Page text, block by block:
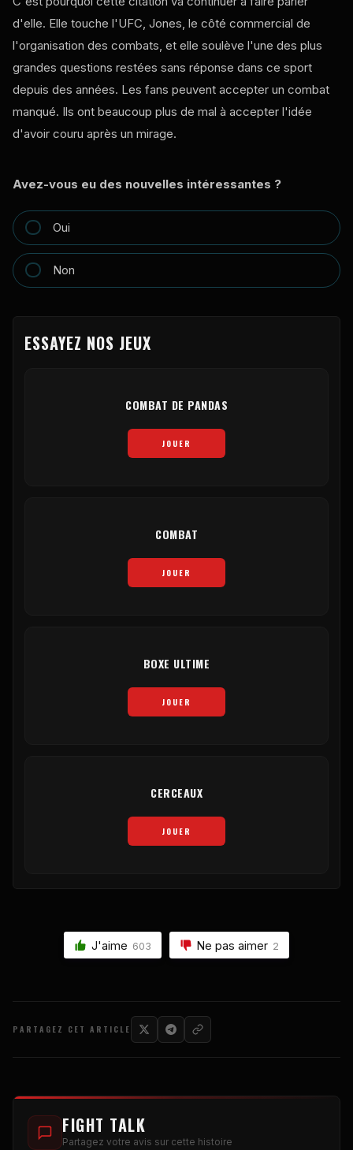
d'elle. Elle touche l'UFC, Jones, le côté commercial de
l'organisation des combats, et elle soulève l'une des plus
grandes questions restées sans réponse dans ce sport
depuis des années. Les fans peuvent accepter un combat
manqué. Ils ont beaucoup plus de mal à accepter l'idée
d'avoir couru après un mirage.
Avez-vous eu des nouvelles intéressantes ?
Oui
Non
ESSAYEZ NOS JEUX
COMBAT DE PANDAS
JOUER
COMBAT
JOUER
BOXE ULTIME
JOUER
CERCEAUX
JOUER
J'aime 603 Ne pas aimer 2
PARTAGEZ CET ARTICLE
FIGHT TALK
Partagez votre avis sur cette histoire